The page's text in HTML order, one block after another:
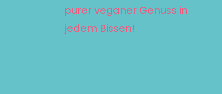
purer veganer Genuss in
jedem Bissen!